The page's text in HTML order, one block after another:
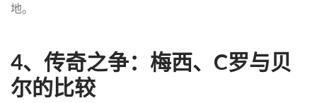
地。
4、传奇之争：梅西、C罗与贝
尔的比较